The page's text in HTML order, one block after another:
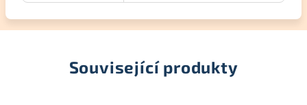
Související produkty